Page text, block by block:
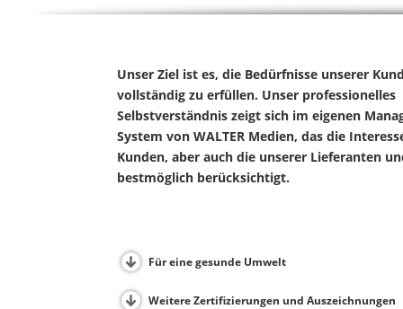
Unser Ziel ist es, die Bedürfnisse unserer
vollständig zu erfüllen. Unser professionelles
Selbstverständnis zeigt sich im eigenen
System von WALTER Medien, das die
Kunden, aber auch die unserer Lieferanten
bestmöglich berücksichtigt.
Für eine gesunde Umwelt
Weitere Zertifizierungen und Auszeichnungen